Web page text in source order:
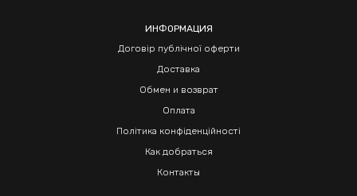
ИНФОРМАЦИЯ
Договір публічної оферти
Доставка
Обмен и возврат
Оплата
Політика конфіденційності
Как добраться
Контакты